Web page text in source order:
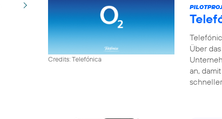
Credits: Telefónica
Über
an,